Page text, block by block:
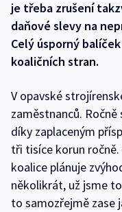
je třeba zrušení
daňové slevy na
Celý úsporný
koaličních stran.
V opavské
zaměstnanců.
díky zaplaceným
tři tisíce korun
koalice plánuje
několikrát, už jsme
to samozřejmě zase